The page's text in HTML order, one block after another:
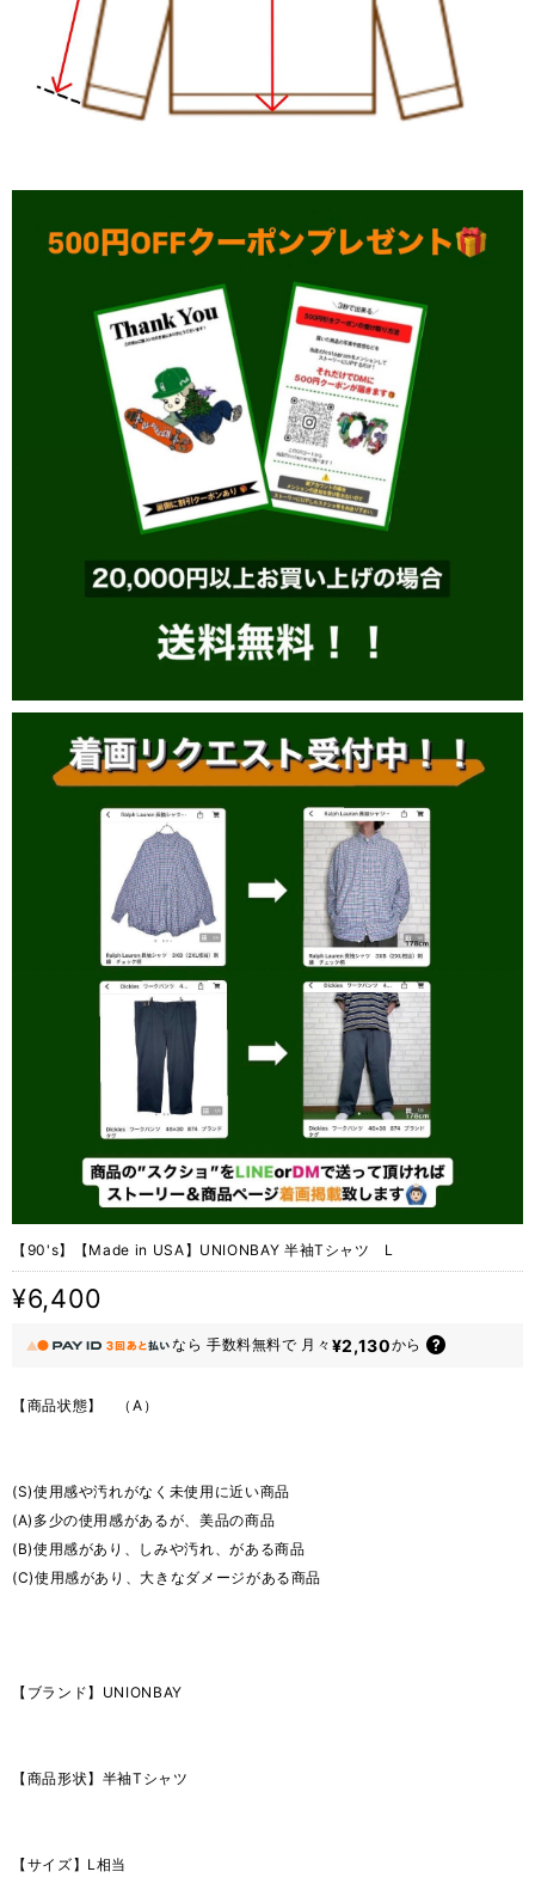
【90's】【Made in USA】UNIONBAY 半袖Tシャツ L
¥6,400
なら 手数料無料で 月々 ¥2,130から
【商品状態】 （A）
(S)使用感や汚れがなく未使用に近い商品
(A)多少の使用感があるが、美品の商品
(B)使用感があり、しみや汚れ、がある商品
(C)使用感があり、大きなダメージがある商品
【ブランド】UNIONBAY
【商品形状】半袖Tシャツ
【サイズ】L相当